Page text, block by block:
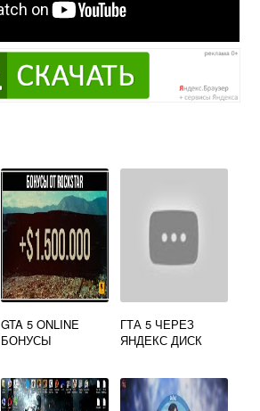
GTA 5 ONLINE
БОНУСЫ
ГТА 5 ЧЕРЕЗ
ЯНДЕКС ДИСК